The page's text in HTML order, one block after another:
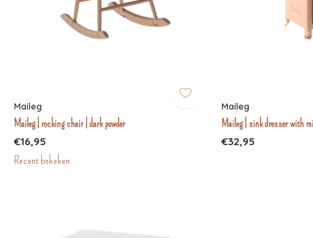
Maileg
Maileg | rocking chair | dark powder
€16,95
Maileg
Maileg | sink dresser with
€32,95
Recent bekeken